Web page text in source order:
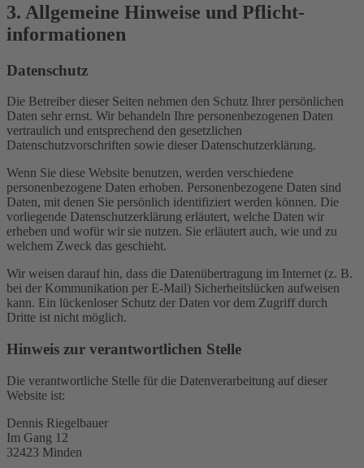
3. Allgemeine Hinweise und Pflicht­
informationen
Datenschutz
Die Betreiber dieser Seiten nehmen den Schutz Ihrer persönlichen
Daten sehr ernst. Wir behandeln Ihre personenbezogenen Daten
vertraulich und entsprechend den gesetzlichen
Datenschutzvorschriften sowie dieser Datenschutzerklärung.
Wenn Sie diese Website benutzen, werden verschiedene
personenbezogene Daten erhoben. Personenbezogene Daten sind
Daten, mit denen Sie persönlich identifiziert werden können. Die
vorliegende Datenschutzerklärung erläutert, welche Daten wir
erheben und wofür wir sie nutzen. Sie erläutert auch, wie und zu
welchem Zweck das geschieht.
Wir weisen darauf hin, dass die Datenübertragung im Internet (z. B.
bei der Kommunikation per E-Mail) Sicherheitslücken aufweisen
kann. Ein lückenloser Schutz der Daten vor dem Zugriff durch
Dritte ist nicht möglich.
Hinweis zur verantwortlichen Stelle
Die verantwortliche Stelle für die Datenverarbeitung auf dieser
Website ist:
Dennis Riegelbauer
Im Gang 12
32423 Minden